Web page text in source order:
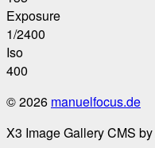
Exposure
1/2400
Iso
400
© 2026 manuelfocus.de
X3 Image Gallery CMS by